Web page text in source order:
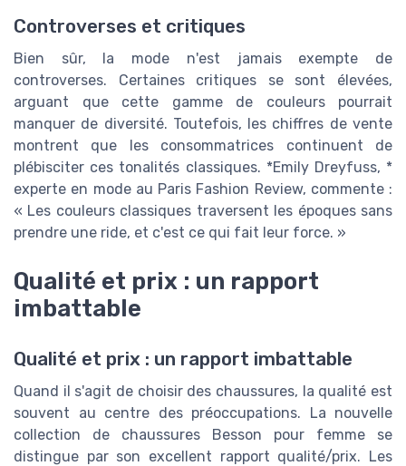
Controverses et critiques
Bien sûr, la mode n'est jamais exempte de
controverses. Certaines critiques se sont élevées,
arguant que cette gamme de couleurs pourrait
manquer de diversité. Toutefois, les chiffres de vente
montrent que les consommatrices continuent de
plébisciter ces tonalités classiques. *Emily Dreyfuss, *
experte en mode au Paris Fashion Review, commente :
« Les couleurs classiques traversent les époques sans
prendre une ride, et c'est ce qui fait leur force. »
Qualité et prix : un rapport
imbattable
Qualité et prix : un rapport imbattable
Quand il s'agit de choisir des chaussures, la qualité est
souvent au centre des préoccupations. La nouvelle
collection de chaussures Besson pour femme se
distingue par son excellent rapport qualité/prix. Les